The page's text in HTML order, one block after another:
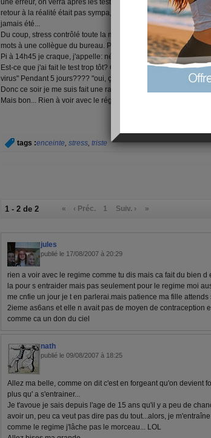
une erreur, on verra après les tests, j'ai déjà eu des fausses
retour à la réalité était pas sympa, l'impression d'avoir perdu un
jamais été...
Du coup, stress contrôlé toute la matinée. J'peux pas
mots à une collègue du bureau. Plans sur la comète.
Pi à 14h45 je craque, j'appelle: négatif.
Est-ce que j'ai fait le test trop tôt? Qu'est-ce que j'ai? "ha? bon,
virus" Pendant 5 jours???? "oui, ça devrait passer"... réponses
Donc ce soir je me suis fait une raison, plus facile qu'à la
Mais bon... Rien à voir avec le régime :-s désolée!
tags :enceinte, stress, triste
1 - 2 de 2 « ‹ Préc. 1 Suiv. › »
jules
publié le 17/08/2007 à 20:29
rien a voir avec le regime comme tu dis mais ca fait du bien d
la pour s entraider mais pas seulement pour le regime moi
me cnfie un jour je t en parlerai.mais patience ma fille
2ieme as6ans et elle n avait pas de moyen de contraception
comme ca un don du ciel
nath
publié le 09/08/2007 à 18:25
Allez ma belle, comme on dit c'est en forgeant qu'on devient
plus qu' a s'entrainer...
Je t'avoue je sais depuis l'age de 15 ans qu'il y a peu de
avoir un, peu ca veut pas dire pas du tout...alors, je
comme le regime j'lâche pas le morceau... LOL